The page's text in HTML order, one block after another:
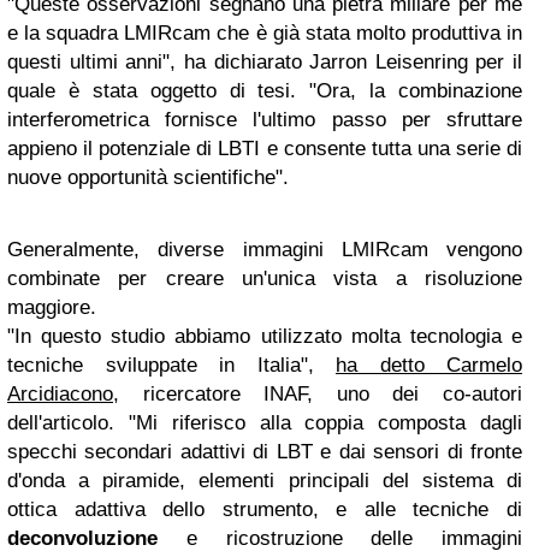
e la squadra LMIRcam che è già stata molto produttiva in
questi ultimi anni", ha dichiarato Jarron Leisenring per il
quale è stata oggetto di tesi. "Ora, la combinazione
interferometrica fornisce l'ultimo passo per sfruttare
appieno il potenziale di LBTI e consente tutta una serie di
nuove opportunità scientifiche".
Generalmente, diverse immagini LMIRcam vengono
combinate per creare un'unica vista a risoluzione
maggiore.
"In questo studio abbiamo utilizzato molta tecnologia e
tecniche sviluppate in Italia", ha detto Carmelo
Arcidiacono, ricercatore INAF, uno dei co-autori
dell'articolo. "Mi riferisco alla coppia composta dagli
specchi secondari adattivi di LBT e dai sensori di fronte
d'onda a piramide, elementi principali del sistema di
ottica adattiva dello strumento, e alle tecniche di
deconvoluzione e ricostruzione delle immagini